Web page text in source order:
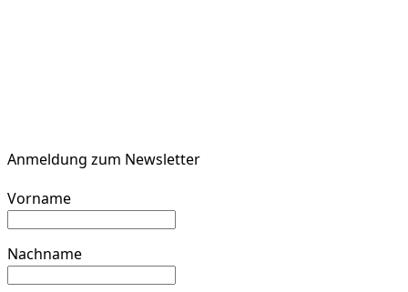
Anmeldung zum Newsletter
Vorname
Nachname